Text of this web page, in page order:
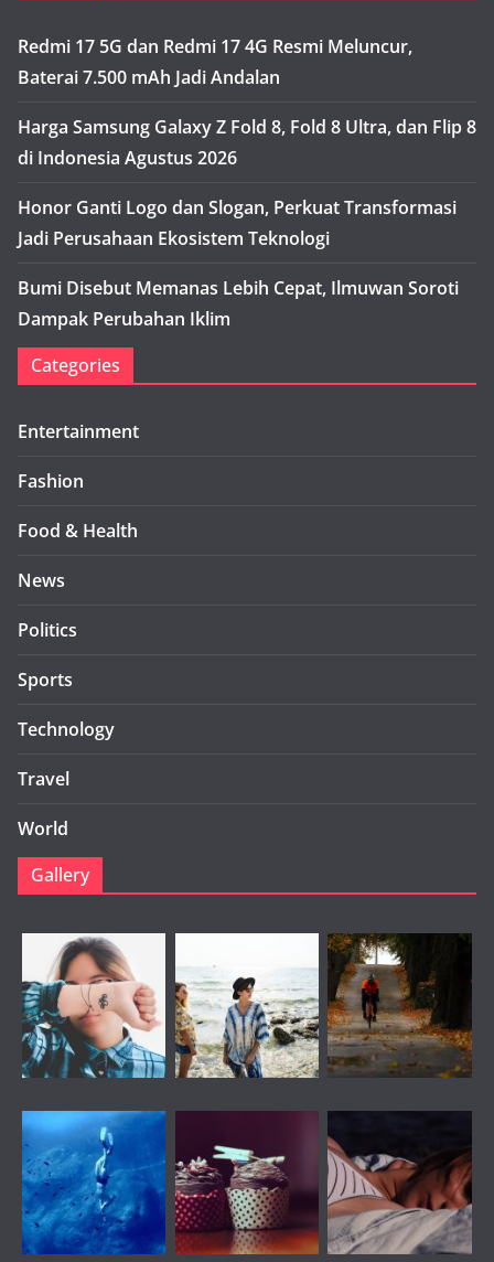
Redmi 17 5G dan Redmi 17 4G Resmi Meluncur,
Baterai 7.500 mAh Jadi Andalan
Harga Samsung Galaxy Z Fold 8, Fold 8 Ultra, dan Flip 8
di Indonesia Agustus 2026
Honor Ganti Logo dan Slogan, Perkuat Transformasi
Jadi Perusahaan Ekosistem Teknologi
Bumi Disebut Memanas Lebih Cepat, Ilmuwan Soroti
Dampak Perubahan Iklim
Categories
Entertainment
Fashion
Food & Health
News
Politics
Sports
Technology
Travel
World
Gallery